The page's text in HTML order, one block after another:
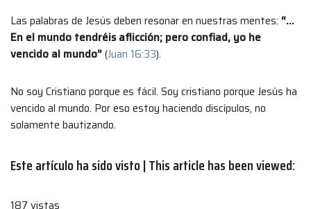
Las palabras de Jesús deben resonar en nuestras mentes: “…
En el mundo tendréis aflicción; pero confiad, yo he
vencido al mundo”(Juan 16:33).
No soy Cristiano porque es fácil. Soy cristiano porque Jesús ha
vencido al mundo. Por eso estoy haciendo discípulos, no
solamente bautizando.
Este artículo ha sido visto | This article has been viewed:
187 vistas